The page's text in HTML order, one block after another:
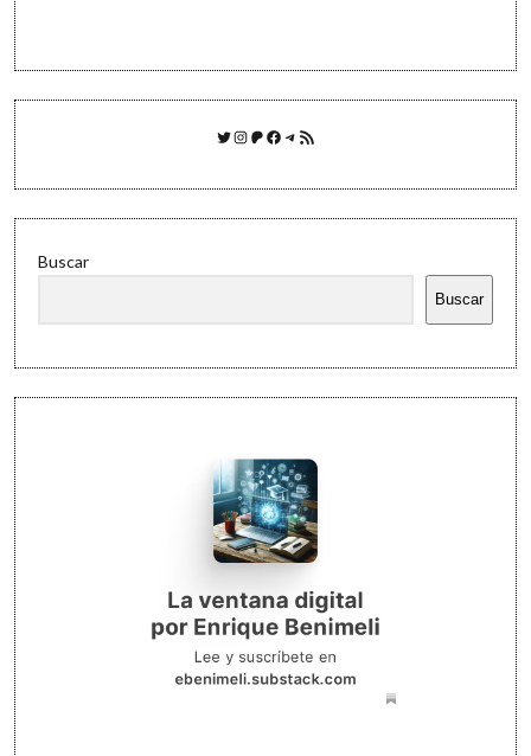
Twitter
Instagram
Patreon
Facebook
Telegram
Feed RSS
Buscar
Buscar